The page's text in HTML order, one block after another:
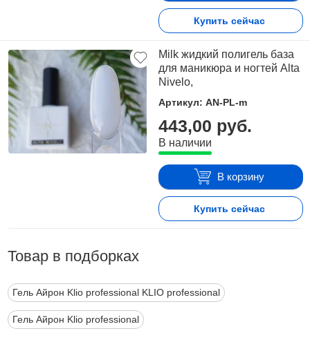
Купить сейчас
Milk жидкий полигель база
для маникюра и ногтей Alta
Nivelo,
Артикул: AN-PL-m
443,00 руб.
В наличии
В корзину
Купить сейчас
Товар в подборках
Гель Айрон Klio professional KLIO professional
Гель Айрон Klio professional